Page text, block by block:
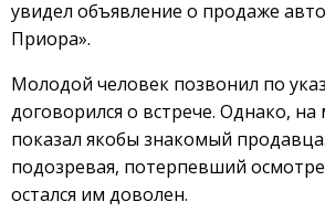
увидел объявление о продаже
Приора».
Молодой человек позвонил по
договорился о встрече. Однако,
показал якобы знакомый
подозревая, потерпевший
остался им доволен.